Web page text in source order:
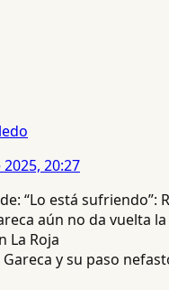
20:27
y su paso